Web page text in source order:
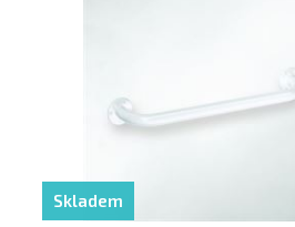
Skladem